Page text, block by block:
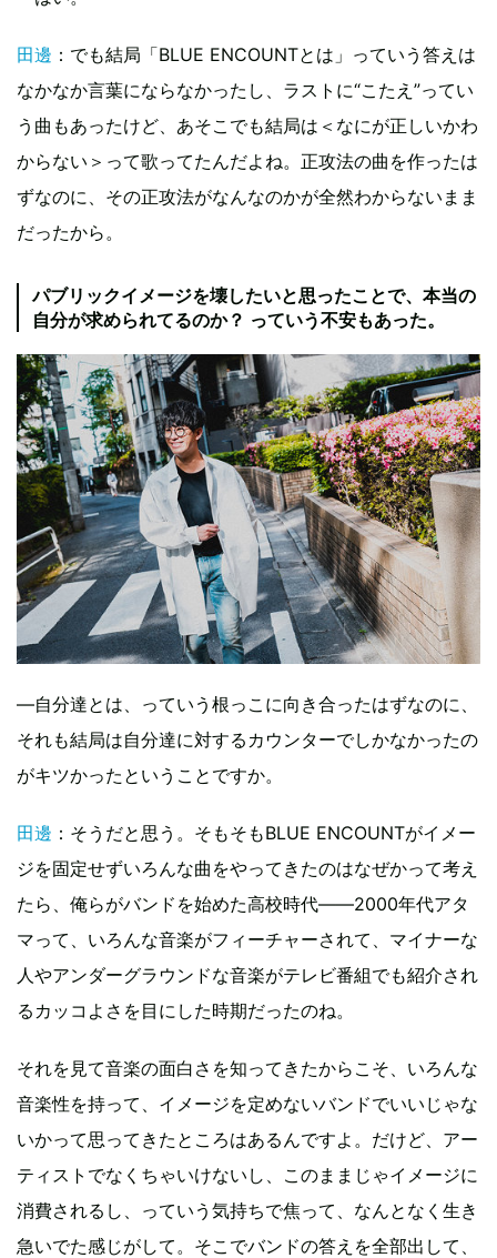
田邊 ：でも結局「BLUE ENCOUNTとは」っていう答えは
なかなか言葉にならなかったし、ラストに“こたえ”ってい
う曲もあったけど、あそこでも結局は＜なにが正しいかわ
からない＞って歌ってたんだよね。正攻法の曲を作ったは
ずなのに、その正攻法がなんなのかが全然わからないまま
だったから。
パブリックイメージを壊したいと思ったことで、本当の
自分が求められてるのか？ っていう不安もあった。
―自分達とは、っていう根っこに向き合ったはずなのに、
それも結局は自分達に対するカウンターでしかなかったの
がキツかったということですか。
田邊 ：そうだと思う。そもそもBLUE ENCOUNTがイメー
ジを固定せずいろんな曲をやってきたのはなぜかって考え
たら、俺らがバンドを始めた高校時代――2000年代アタ
マって、いろんな音楽がフィーチャーされて、マイナーな
人やアンダーグラウンドな音楽がテレビ番組でも紹介され
るカッコよさを目にした時期だったのね。
それを見て音楽の面白さを知ってきたからこそ、いろんな
音楽性を持って、イメージを定めないバンドでいいじゃな
いかって思ってきたところはあるんですよ。だけど、アー
ティストでなくちゃいけないし、このままじゃイメージに
消費されるし、っていう気持ちで焦って、なんとなく生き
急いでた感じがして。そこでバンドの答えを全部出して、